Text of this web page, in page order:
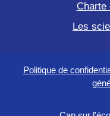
Charte
Les
Politique de